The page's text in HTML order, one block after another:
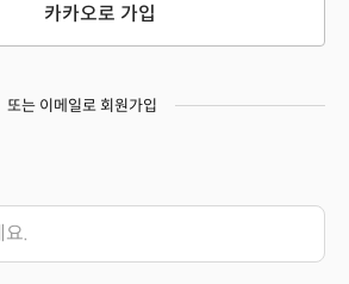
카카오로 가입
또는 이메일로 회원가입